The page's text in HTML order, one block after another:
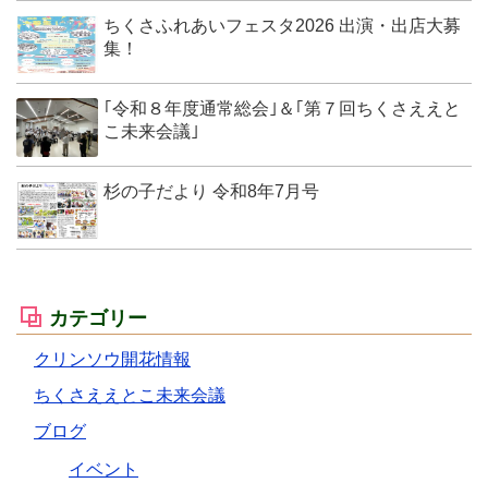
ちくさふれあいフェスタ2026 出演・出店大募
集！
｢令和８年度通常総会｣＆｢第７回ちくさええと
こ未来会議｣
杉の子だより 令和8年7月号
カテゴリー
クリンソウ開花情報
ちくさええとこ未来会議
ブログ
イベント